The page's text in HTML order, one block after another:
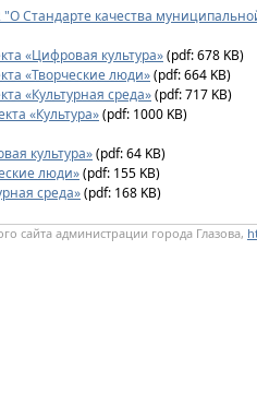
Стандарте качества
«Цифровая культура»(pdf: 678 KB)
«Творческие люди»(pdf: 664 KB)
«Культурная среда»(pdf: 717 KB)
«Культура»(pdf: 1000 KB)
культура»(pdf: 64 KB)
люди»(pdf: 155 KB)
среда»(pdf: 168 KB)
сайта администрации города Глазова,